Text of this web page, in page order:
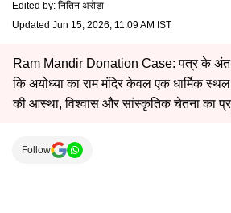
Edited by: नितिन अरोड़ा
Updated Jun 15, 2026, 11:09 AM IST
Ram Mandir Donation Case: पत्र के
कि अयोध्या का राम मंदिर केवल एक धार्मिक
की आस्था, विश्वास और सांस्कृतिक चेतना का
Follow